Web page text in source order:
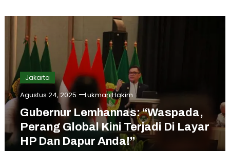
Jakarta
Agustus 24, 2025 Lukman Hakim
Gubernur Lemhannas: “Waspada,
Perang Global Kini Terjadi Di Layar
HP Dan Dapur Anda!”